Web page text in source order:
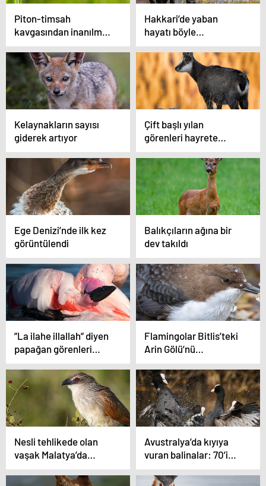
Piton-timsah
kavgasından inanılmaz
görüntüler
Hakkari’de yaban
hayatı böyle
görüntülendi
Kelaynakların sayısı
giderek artıyor
Çift başlı yılan
görenleri hayrete
düşürdü
Ege Denizi’nde ilk kez
görüntülendi
Balıkçıların ağına bir
dev takıldı
”La ilahe illallah” diyen
papağan görenleri
hayrete düşürüyor
Flamingolar Bitlis’teki
Arin Gölü’nü
renklendirdi
Nesli tehlikede olan
vaşak Malatya’da
görüntülendi
Avustralya’da kıyıya
vuran balinalar: 70’i
kurtarıldı, 380’i öldü